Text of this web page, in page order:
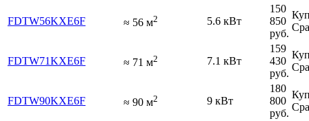
FDTW56KXE6F ≈ 56 м2 5.6 кВт
150
850
руб.
FDTW71KXE6F ≈ 71 м2 7.1 кВт
159
430
руб.
FDTW90KXE6F ≈ 90 м2 9 кВт
180
800
руб.